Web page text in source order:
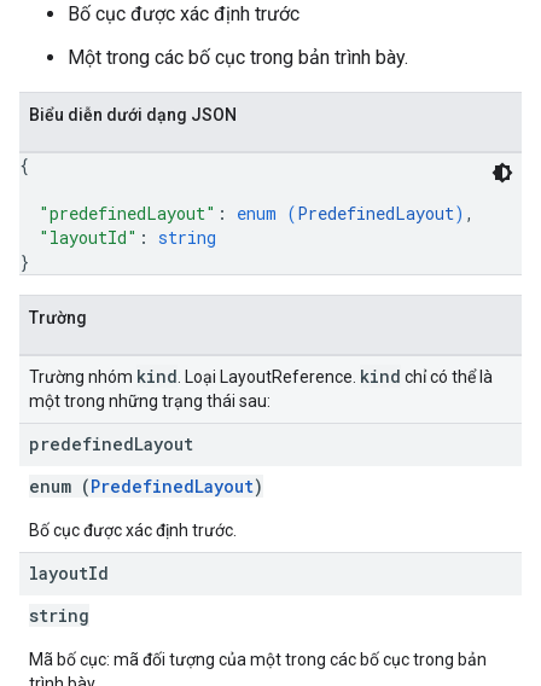
Bố cục được xác định trước
Một trong các bố cục trong bản trình bày.
Biểu diễn dưới dạng JSON
{
"predefinedLayout" : enum (PredefinedLayout) ,
"layoutId" : string
}
Trường
Trường nhóm kind . Loại LayoutReference. kind chỉ có thể là
một trong những trạng thái sau:
predefinedLayout
enum (PredefinedLayout)
Bố cục được xác định trước.
layoutId
string
Mã bố cục: mã đối tượng của một trong các bố cục trong bản